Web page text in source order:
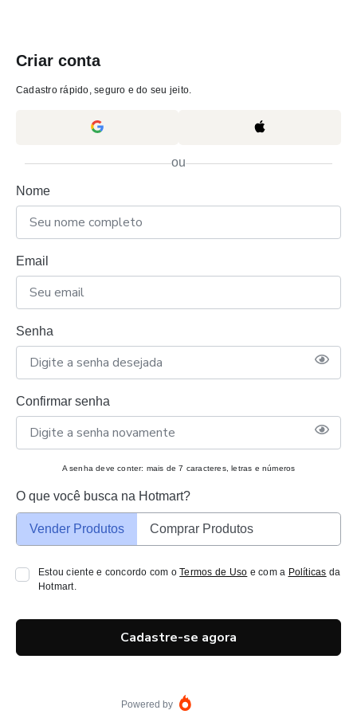
Criar conta
Cadastro rápido, seguro e do seu jeito.
ou
Nome
Email
Senha
Confirmar senha
A senha deve conter: mais de 7 caracteres, letras e números
O que você busca na Hotmart?
Vender Produtos Comprar Produtos
Estou ciente e concordo com oTermos de Uso e com a Políticas da
Hotmart.
Cadastre-se agora
Powered by